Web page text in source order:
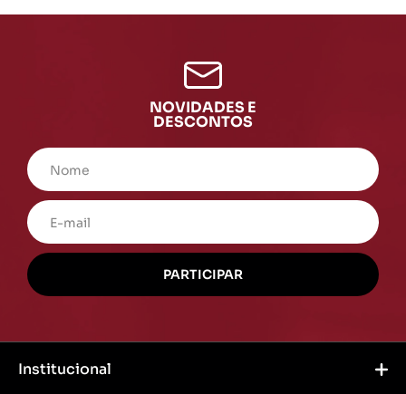
NOVIDADES E
DESCONTOS
Institucional